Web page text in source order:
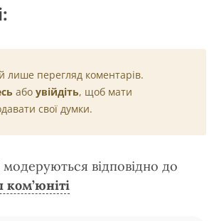
лише перегляд коментарів.
або увійдіть, щоб мати
свої думки.
відповідно до
ком’юніті